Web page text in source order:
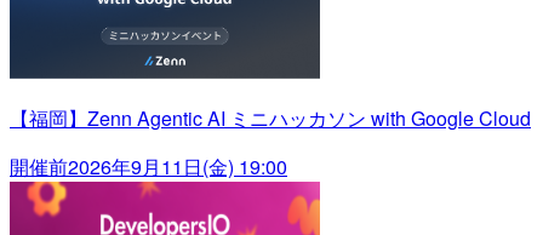
【福岡】Zenn Agentic AI ミニハッカソン with Google Cloud
開催前2026年9月11日(金) 19:00